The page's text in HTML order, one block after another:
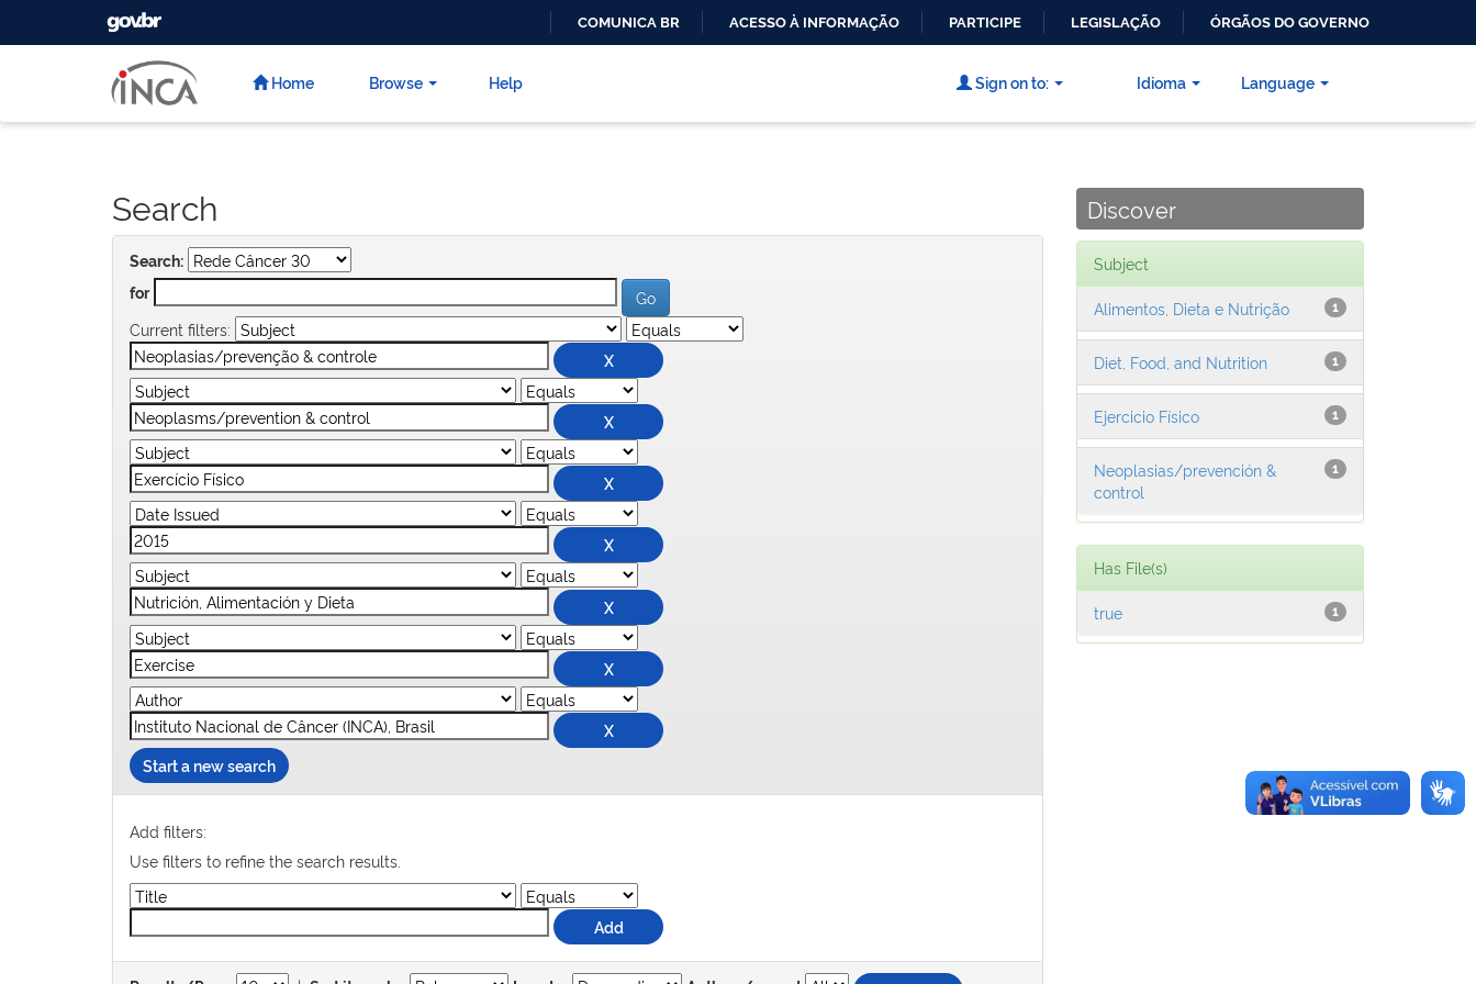
CONTEÚDO
GOVBR
COMUNICA BR ACESSO À INFORMAÇÃO PARTICIPE LEGISLAÇÃO ÓRGÃOS DO GOVERNO
Home Browse Help Language
Sign on to: Idioma
Search
Search:
for
Current filters:
Start a new search
Add filters:
Use filters to refine the search results.
Discover
Subject
1
Alimentos, Dieta e Nutrição
1
Diet, Food, and Nutrition
1
Ejercicio Físico
1
Neoplasias/prevención &
control
Has File(s)
1
true